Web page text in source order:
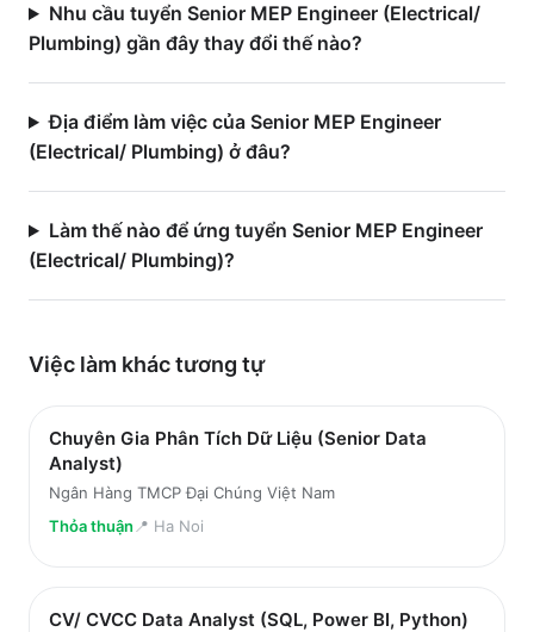
Nhu cầu tuyển Senior MEP Engineer (Electrical/
Plumbing) gần đây thay đổi thế nào?
Địa điểm làm việc của Senior MEP Engineer
(Electrical/ Plumbing) ở đâu?
Làm thế nào để ứng tuyển Senior MEP Engineer
(Electrical/ Plumbing)?
Việc làm kháctương tự
Chuyên Gia Phân Tích Dữ Liệu (Senior Data
Analyst)
Ngân Hàng TMCP Đại Chúng Việt Nam
Thỏa thuận 📍 Ha Noi
CV/ CVCC Data Analyst (SQL, Power BI, Python)